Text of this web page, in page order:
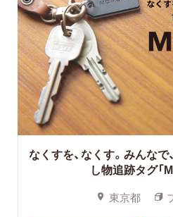
なくすを、なくす。みんな
し物追跡タグ「
東京都